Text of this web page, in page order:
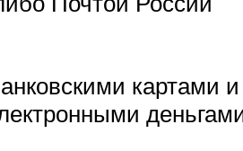
картами и